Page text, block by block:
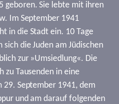
geboren. Sie lebte mit ihren
Im September 1941
in die Stadt ein. 10 Tage
die Juden am Jüdischen
zur »Umsiedlung«. Die
zu Tausenden in eine
29. September 1941, dem
und am darauf folgenden